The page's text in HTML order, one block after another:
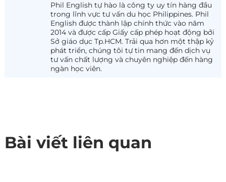
Phil English tự hào là công ty uy tín hàng đầu
trong lĩnh vực tư vấn du học Philippines. Phil
English được thành lập chính thức vào năm
2014 và được cấp Giấy cấp phép hoạt động bởi
Sở giáo dục Tp.HCM. Trải qua hơn một thập kỷ
phát triển, chúng tôi tự tin mang đến dịch vụ
tư vấn chất lượng và chuyên nghiệp đến hàng
ngàn học viên.
Bài viết liên quan